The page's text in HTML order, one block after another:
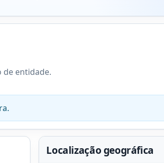
de entidade.
Localização geográfica